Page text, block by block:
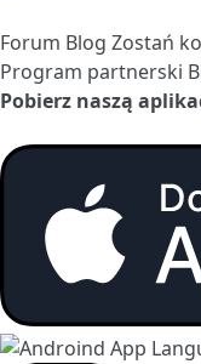
Forum Blog Zostań
Program partnerski
Pobierz naszą